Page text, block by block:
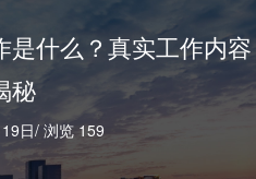
是什么？真实工作内容
秘
日/ 浏览 159